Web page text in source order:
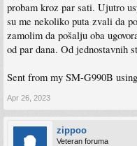
probam kroz par sati. Ujutro
su me nekoliko puta zvali da
zamolim da pošalju oba
od par dana. Od jednostavnih
Sent from my SM-G990B
Apr 26, 2023
zippoo
Veteran foruma